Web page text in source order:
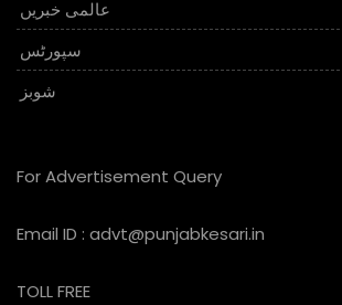
عالمی خبریں
سپورٹس
شوبز
For Advertisement Query
Email ID : advt@punjabkesari.in
TOLL FREE